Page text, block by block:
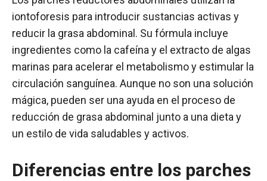
iontoforesis para introducir sustancias activas y
reducir la grasa abdominal. Su fórmula incluye
ingredientes como la cafeína y el extracto de algas
marinas para acelerar el metabolismo y estimular la
circulación sanguínea. Aunque no son una solución
mágica, pueden ser una ayuda en el proceso de
reducción de grasa abdominal junto a una dieta y
un estilo de vida saludables y activos.
Diferencias entre los parches